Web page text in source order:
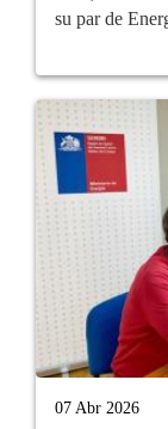
su par de
07 Abr 2026